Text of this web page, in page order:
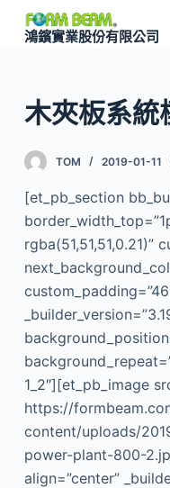
跳
至
內
鴻鑌實業股份有限公司
木夾板系統
TOM 2019-01-11
[et_pb_section
rgba(51,51,51,0.21)”
1_2″][et_pb_image
https://
content/uploads/
power-plant-800-
align=”center”